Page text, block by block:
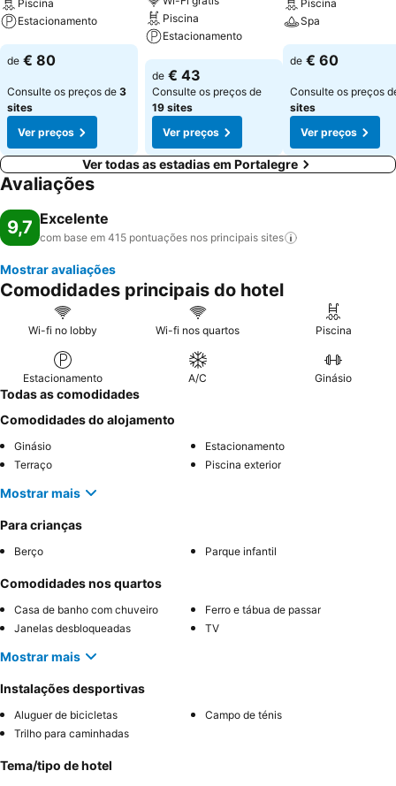
Piscina
Estacionamento
Ver preços
de € 80
Consulte os preços de 3
sites
Ver preços
Piscina
Estacionamento
Ver preços
de € 43
Consulte os preços de
19 sites
Ver preços
Piscina
Spa
Ver preços
de € 60
Consulte os preços
sites
Ver preços
Ver todas as estadias em Portalegre
Avaliações
9,7 Excelente
com base em 415 pontuações nos principais sites
Mostrar avaliações
Comodidades principais do hotel
Wi-fi no lobby Wi-fi nos quartos Piscina
Estacionamento A/C Ginásio
Todas as comodidades
Comodidades do alojamento
Ginásio
Estacionamento
Terraço
Piscina exterior
Mostrar mais
Para crianças
Berço Parque infantil
Comodidades nos quartos
Casa de banho com chuveiro
Ferro e tábua de passar
Janelas desbloqueadas
TV
Mostrar mais
Instalações desportivas
Aluguer de bicicletas
Campo de ténis
Trilho para caminhadas
Tema/tipo de hotel